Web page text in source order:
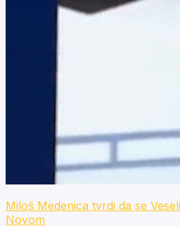
Miloš Medenica tvrdi da se
Novom